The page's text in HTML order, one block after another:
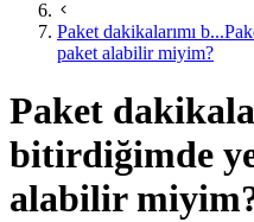
Paket dakikalarımı b...
paket alabilir miyim?
Paket
bitirdiğimde
alabilir